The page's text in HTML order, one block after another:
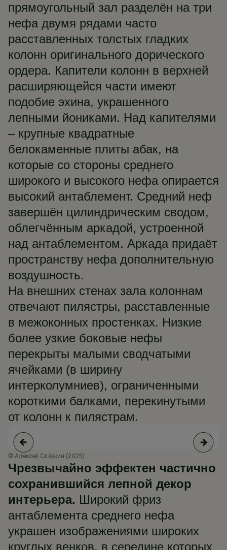
прямоугольный зал разделён на три
нефа двумя рядами часто
расставленных толстых гладких
колонн оригинального дорического
ордера. Капители колонн в верхней
расширяющейся части имеют
подобие эхина, украшенного
лепными йониками. Над капителями
– крупные квадратные
белокаменные плиты абак, на
которые со стороны среднего
широкого и высокого нефа опирается
высокий антаблемент. Средний неф
завершён цилиндрическим сводом,
облегчённым аркадой, устроенной
над антаблементом. Аркада придаёт
пространству нефа дополнительную
воздушность.
На внешних стенах зала колоннам
отвечают пилястры, расставленные
в межоконных простенках. Низкие
более узкие боковые нефы
перекрыты малыми сводчатыми
ячейками (в ширину
интерколумниев), ограниченными
короткими балками, перекинутыми
от колонн к пилястрам.
© Алексей Слёзкин (2025)
Чрезвычайно эффектен частично
сохранившийся лепной декор
интерьера. Широкий фриз
антаблемента среднего нефа
украшен изображениями широких
круглых венков, в середине которых